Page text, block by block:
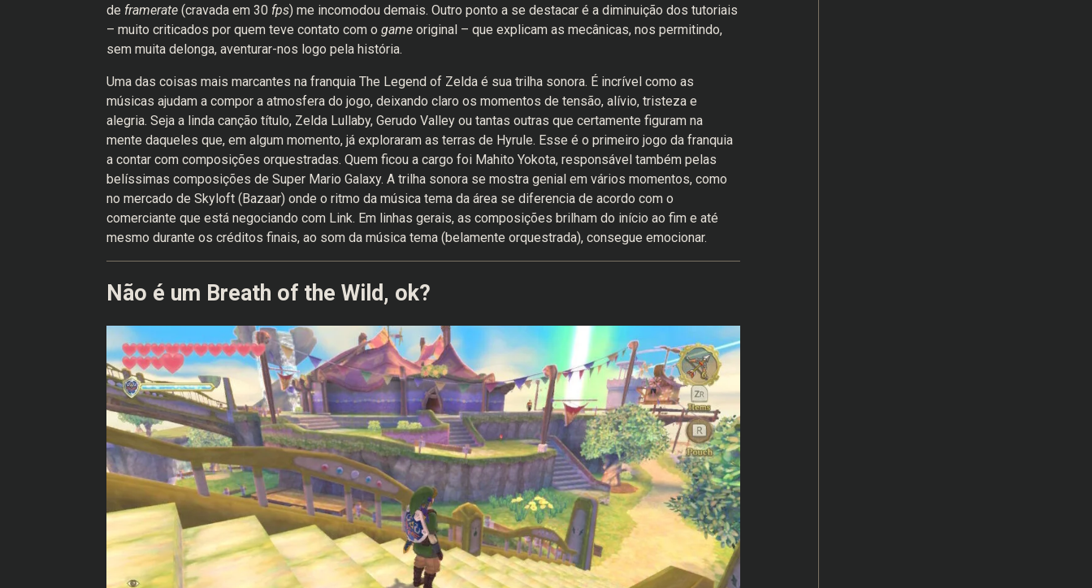
de framerate(cravada em 30 fps) me incomodou demais. Outro ponto a se destacar é a diminuição dos tutoriais
– muito criticados por quem teve contato com o gameoriginal – que explicam as mecânicas, nos permitindo,
sem muita delonga, aventurar-nos logo pela história.
Uma das coisas mais marcantes na franquia The Legend of Zelda é sua trilha sonora. É incrível como as
músicas ajudam a compor a atmosfera do jogo, deixando claro os momentos de tensão, alívio, tristeza e
alegria. Seja a linda canção título, Zelda Lullaby, Gerudo Valley ou tantas outras que certamente figuram na
mente daqueles que, em algum momento, já exploraram as terras de Hyrule. Esse é o primeiro jogo da franquia
a contar com composições orquestradas. Quem ficou a cargo foi Mahito Yokota, responsável também pelas
belíssimas composições de Super Mario Galaxy. A trilha sonora se mostra genial em vários momentos, como
no mercado de Skyloft (Bazaar) onde o ritmo da música tema da área se diferencia de acordo com o
comerciante que está negociando com Link. Em linhas gerais, as composições brilham do início ao fim e até
mesmo durante os créditos finais, ao som da música tema (belamente orquestrada), consegue emocionar.
Não é um Breath of the Wild, ok?